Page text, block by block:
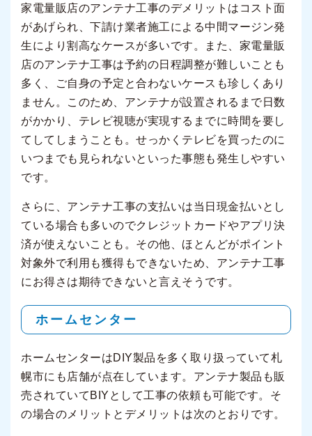
家電量販店のアンテナ工事のデメリットはコスト面
があげられ、下請け業者施工による中間マージン発
生により割高なケースが多いです。また、家電量販
店のアンテナ工事は予約の日程調整が難しいことも
多く、ご自身の予定と合わないケースも珍しくあり
ません。このため、アンテナが設置されるまで日数
がかかり、テレビ視聴が実現するまでに時間を要し
てしてしまうことも。せっかくテレビを買ったのに
いつまでも見られないといった事態も発生しやすい
です。
さらに、アンテナ工事の支払いは当日現金払いとし
ている場合も多いのでクレジットカードやアプリ決
済が使えないことも。その他、ほとんどがポイント
対象外で利用も獲得もできないため、アンテナ工事
にお得さは期待できないと言えそうです。
ホームセンター
ホームセンターはDIY製品を多く取り扱っていて札
幌市にも店舗が点在しています。アンテナ製品も販
売されていてBIYとして工事の依頼も可能です。そ
の場合のメリットとデメリットは次のとおりです。